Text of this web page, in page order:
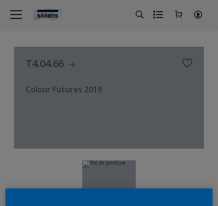
T4.04.66
Colour Futures 2019